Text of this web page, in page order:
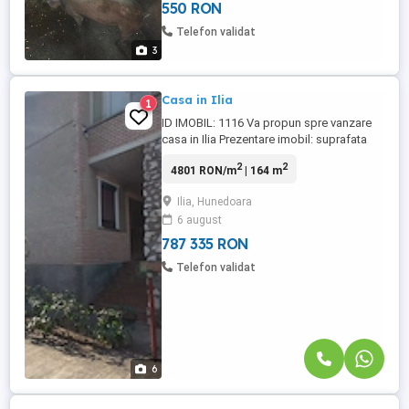
3
550 RON
Telefon validat
6
1 Casa in Ilia
ID IMOBIL: 1116 Va propun spre vanzare
casa in Ilia Prezentare imobil: suprafata
nealipite) din care 500 mp teren intravilan
arabil (gradina) si 2597 mp teren intravilan
arabil. FS 15,35 mp casa de locuit D+P+1,
...
4801 RON/m2| 164 m2
Ilia, Hunedoara
6 august
787 335 RON
Telefon validat